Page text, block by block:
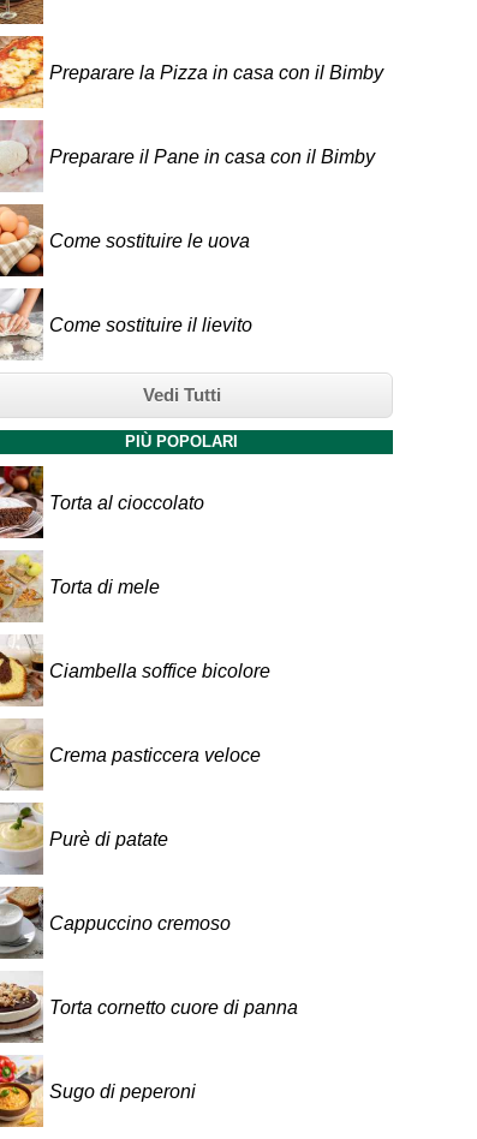
Preparare la Pizza in casa con il Bimby
Preparare il Pane in casa con il Bimby
Come sostituire le uova
Come sostituire il lievito
Vedi Tutti
PIÙ POPOLARI
Torta al cioccolato
Torta di mele
Ciambella soffice bicolore
Crema pasticcera veloce
Purè di patate
Cappuccino cremoso
Torta cornetto cuore di panna
Sugo di peperoni